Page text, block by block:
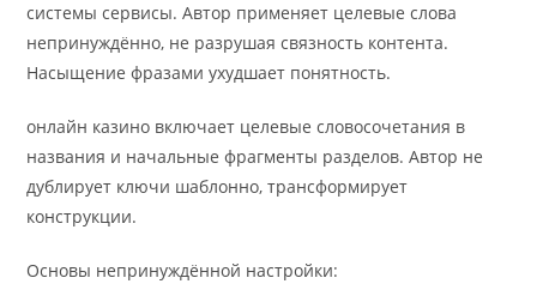
системы сервисы. Автор применяет целевые слова
непринуждённо, не разрушая связность контента.
Насыщение фразами ухудшает понятность.
онлайн казино включает целевые словосочетания в
названия и начальные фрагменты разделов. Автор не
дублирует ключи шаблонно, трансформирует
конструкции.
Основы непринуждённой настройки: